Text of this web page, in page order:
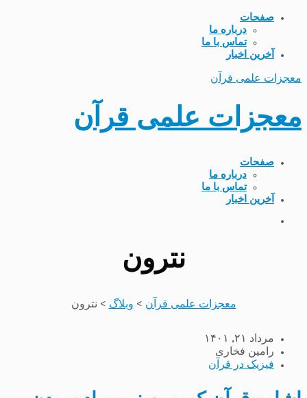
صفحات
درباره ما
تماس با ما
آخرین اخبار
معجزات علمی قرآن
معجزات علمی قرآن
صفحات
درباره ما
تماس با ما
آخرین اخبار
نترون
معجزات علمی قرآن > وبلاگ > نترون
مرداد ۲۱, ۱۴۰۱
رامین فخاری
فیزیک در قرآن